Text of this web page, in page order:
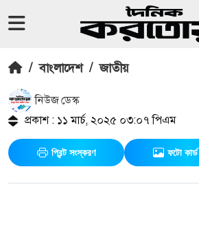
/ বাংলাদেশ / জাতীয়
নিউজ ডেস্ক
প্রকাশ : ১১ মার্চ, ২০২৫ ০৩:০৭ পিএম
প্রিন্ট সংস্করণ ফটো কার্ড